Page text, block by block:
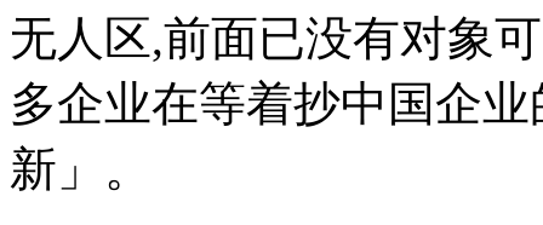
无人区,前面已没有对象
多企业在等着抄中国企
新」。